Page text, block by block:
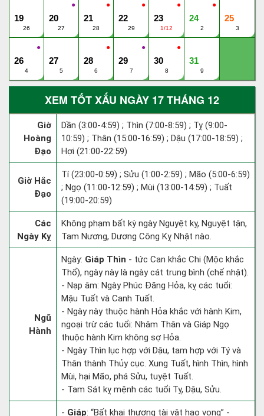
19
26
●
20
27
●
21
28
●
22
29
●
23
1/12
●
24
2
25
3
●
26
4
27
5
●
28
6
●
29
7
●
30
8
31
9
XEM TỐT XẤU NGÀY 17 THÁNG 12
Giờ
Hoàng
Đạo
Dần (3:00-4:59) ; Thìn (7:00-8:59) ; Tỵ (9:00-
10:59) ; Thân (15:00-16:59) ; Dậu (17:00-18:59) ;
Hợi (21:00-22:59)
Giờ Hắc
Đạo
Tí (23:00-0:59) ; Sửu (1:00-2:59) ; Mão (5:00-6:59)
; Ngọ (11:00-12:59) ; Mùi (13:00-14:59) ; Tuất
(19:00-20:59)
Các
Ngày Kỵ
Không phạm bất kỳ ngày Nguyệt kỵ, Nguyệt tận,
Tam Nương, Dương Công Kỵ Nhật nào.
Ngũ
Hành
Ngày: Giáp Thìn - tức Can khắc Chi (Mộc khắc
Thổ), ngày này là ngày cát trung bình (chế nhật).
- Nạp âm: Ngày Phúc Đăng Hỏa, kỵ các tuổi:
Mậu Tuất và Canh Tuất.
- Ngày này thuộc hành Hỏa khắc với hành Kim,
ngoại trừ các tuổi: Nhâm Thân và Giáp Ngọ
thuộc hành Kim không sợ Hỏa.
- Ngày Thìn lục hợp với Dậu, tam hợp với Tý và
Thân thành Thủy cục. Xung Tuất, hình Thìn, hình
Mùi, hại Mão, phá Sửu, tuyệt Tuất.
- Tam Sát kỵ mệnh các tuổi Tỵ, Dậu, Sửu.
- Giáp: “Bất khai thương tài vật hao vong” -